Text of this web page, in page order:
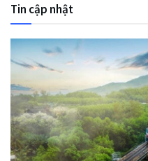
Tin cập nhật